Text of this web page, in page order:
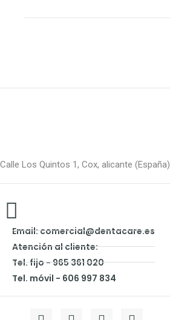
Calle Los Quintos 1, Cox, alicante (España)
Email: comercial@dentacare.es
Atención al cliente:
Tel. fijo - 965 361 020
Tel. móvil - 606 997 834